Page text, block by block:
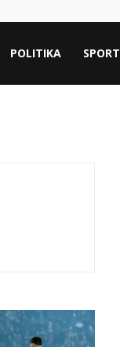
POLITIKA SPORT